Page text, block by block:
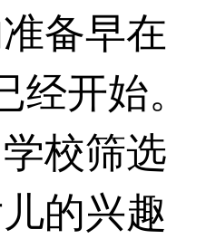
备早在
开始。
校筛选
的兴趣